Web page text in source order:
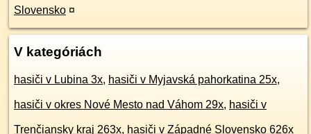
Slovensko ¤
V kategóriách
hasiči v Lubina 3x, hasiči v Myjavská pahorkatina 25x,
hasiči v okres Nové Mesto nad Váhom 29x, hasiči v
Trenčiansky kraj 263x, hasiči v Západné Slovensko 626x